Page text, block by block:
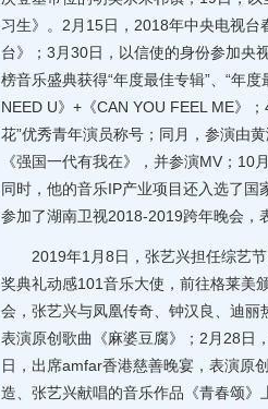
习生》。2月15日，2018年中央电视
台》；3月30日，以信使的身份参加央
榜音乐盛典获得“年度最佳专辑”、“年
NEED U》+《CAN YOU FEEL ME》
花”优秀青年演员称号；同月，参演由
《强国一代有我在》，并参演MV；10
同时，他的音乐IP产业项目还入选了国
参加了湖南卫视2018-2019跨年晚会，
2019年1月8日，张艺兴担任综艺节
奖典礼动感101音乐大使，前往格莱美
会，张艺兴与凤凰传奇、钟汉良、迪
表演原创歌曲《麻婆豆腐》；2月28日
日，出席amfar香港慈善晚宴，表演原
造、张艺兴献唱的音乐作品《青春颂